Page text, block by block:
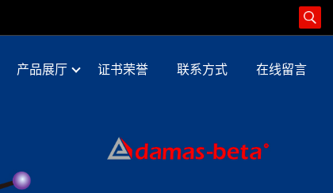
产品展厅 证书荣誉 联系方式 在线留言